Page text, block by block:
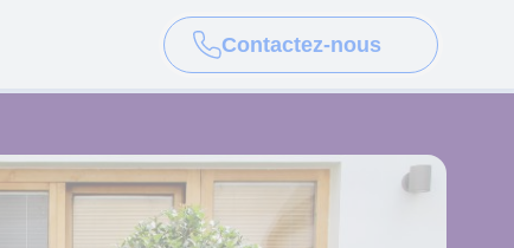
Contactez-nous